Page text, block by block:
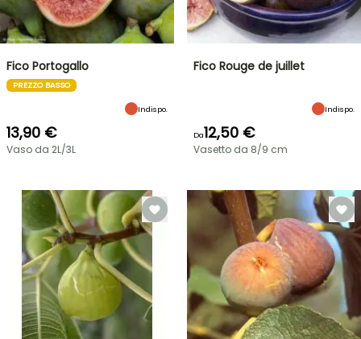
Fico Portogallo
PREZZO BASSO
Indispo.
13,90 €
Vaso da 2L/3L
Fico Rouge de juillet
Indispo.
Da12,50 €
Vasetto da 8/9 cm